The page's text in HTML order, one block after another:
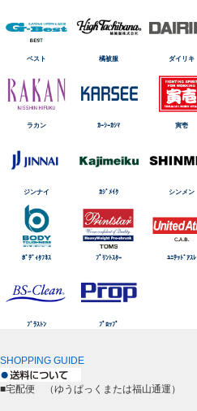
ベスト 橘被服 ダイリキ
ラカン ｶｰｼｰｶｼﾏ 寅壱
ジンナイ ｶｼﾞﾒｲｸ シンメン
ﾎﾞﾃﾞｨﾀﾌﾈｽ ﾌﾟﾘﾝﾄｽﾀｰ ﾕﾆﾃｯﾄﾞｱｽﾚ
ﾌﾞﾗｽﾄﾝ ﾌﾟﾛｯﾌﾟ
SHOPPING GUIDE
■宅配便 （ゆうぱっくまたは福山通運）